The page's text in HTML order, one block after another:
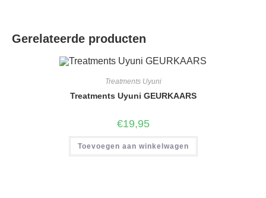
Gerelateerde producten
Treatments Uyuni
Treatments Uyuni GEURKAARS
€19,95
Toevoegen aan winkelwagen